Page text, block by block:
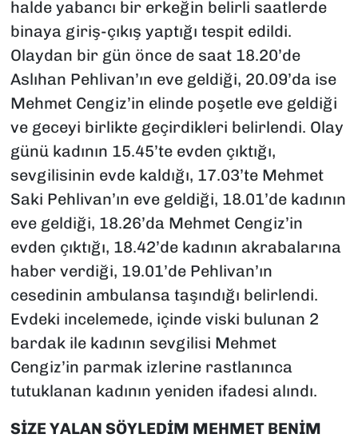
halde yabancı bir erkeğin belirli saatlerde
binaya giriş-çıkış yaptığı tespit edildi.
Olaydan bir gün önce de saat 18.20’de
Aslıhan Pehlivan’ın eve geldiği, 20.09’da ise
Mehmet Cengiz’in elinde poşetle eve geldiği
ve geceyi birlikte geçirdikleri belirlendi. Olay
günü kadının 15.45’te evden çıktığı,
sevgilisinin evde kaldığı, 17.03’te Mehmet
Saki Pehlivan’ın eve geldiği, 18.01’de kadının
eve geldiği, 18.26’da Mehmet Cengiz’in
evden çıktığı, 18.42’de kadının akrabalarına
haber verdiği, 19.01’de Pehlivan’ın
cesedinin ambulansa taşındığı belirlendi.
Evdeki incelemede, içinde viski bulunan 2
bardak ile kadının sevgilisi Mehmet
Cengiz’in parmak izlerine rastlanınca
tutuklanan kadının yeniden ifadesi alındı.
SİZE YALAN SÖYLEDİM MEHMET BENİM